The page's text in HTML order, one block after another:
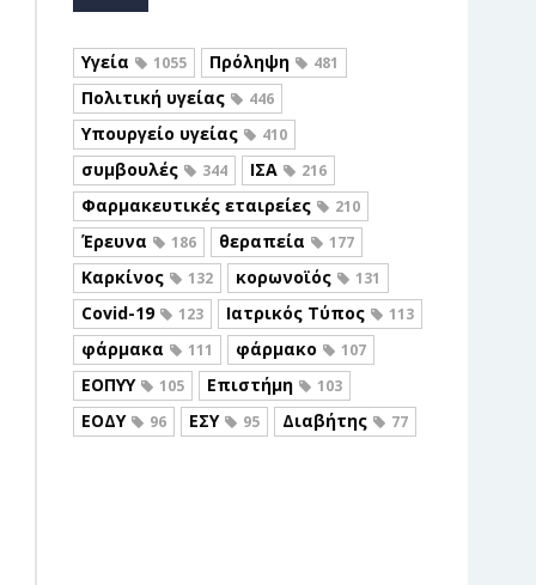
Υγεία 1055 Πρόληψη 481
Πολιτική υγείας 446
Υπουργείο υγείας 410
συμβουλές 344 ΙΣΑ 216
Φαρμακευτικές εταιρείες 210
Έρευνα 186 θεραπεία 177
Καρκίνος 132 κορωνοϊός 131
Covid-19 123 Ιατρικός Τύπος 113
φάρμακα 111 φάρμακο 107
ΕΟΠΥΥ 105 Επιστήμη 103
ΕΟΔΥ 96 ΕΣΥ 95 Διαβήτης 77